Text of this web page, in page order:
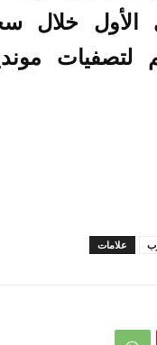
الأول خلال
لتصفيات
علامات